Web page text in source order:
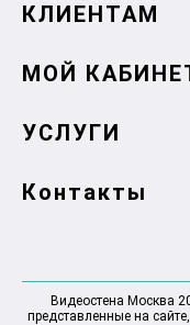
КЛИЕНТАМ
МОЙ
УСЛУГИ
Контакты
Видеостена Москва
представленные на